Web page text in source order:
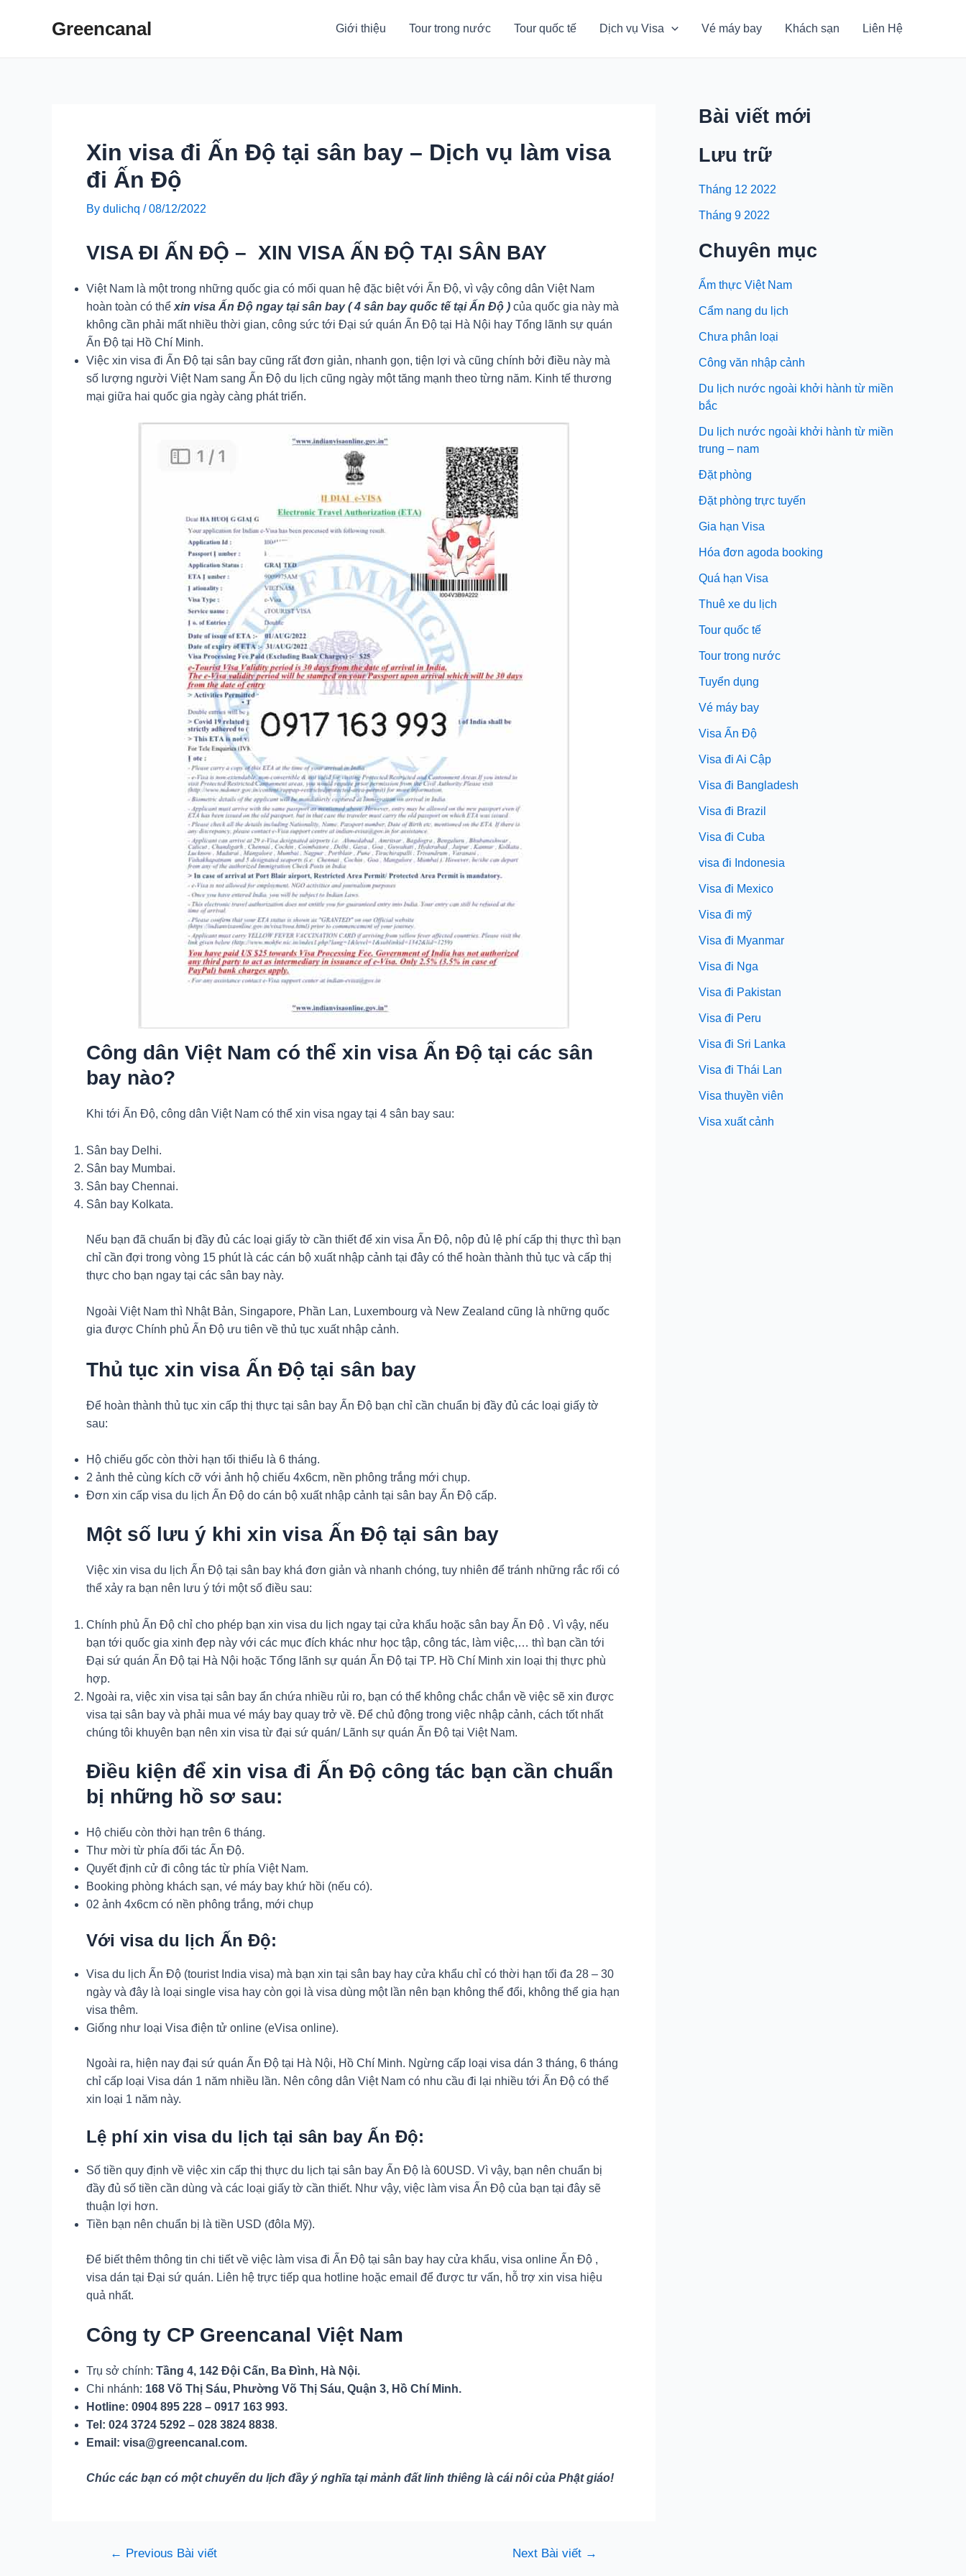
Greencanal Giới thiệu Tour trong nước Tour quốc tế Dịch vụ Visa Vé máy bay Khách sạn Liên Hệ
Xin visa đi Ấn Độ tại sân bay – Dịch vụ làm visa
đi Ấn Độ
By dulichq /08/12/2022
VISA ĐI ẤN ĐỘ – XIN VISA ẤN ĐỘ TẠI SÂN BAY
Việt Nam là một trong những quốc gia có mối quan hệ đặc biệt với Ấn Độ, vì vậy công dân Việt Nam
hoàn toàn có thể xin visa Ấn Độ ngay tại sân bay ( 4 sân bay quốc tế tại Ấn Độ ) của quốc gia này mà
không cần phải mất nhiều thời gian, công sức tới Đại sứ quán Ấn Độ tại Hà Nội hay Tổng lãnh sự quán
Ấn Độ tại Hồ Chí Minh.
Việc xin visa đi Ấn Độ tại sân bay cũng rất đơn giản, nhanh gọn, tiện lợi và cũng chính bởi điều này mà
số lượng người Việt Nam sang Ấn Độ du lịch cũng ngày một tăng mạnh theo từng năm. Kinh tế thương
mại giữa hai quốc gia ngày càng phát triển.
Công dân Việt Nam có thể xin visa Ấn Độ tại các sân
bay nào?
Khi tới Ấn Độ, công dân Việt Nam có thể xin visa ngay tại 4 sân bay sau:
Sân bay Delhi.
Sân bay Mumbai.
Sân bay Chennai.
Sân bay Kolkata.
Nếu bạn đã chuẩn bị đầy đủ các loại giấy tờ cần thiết để xin visa Ấn Độ, nộp đủ lệ phí cấp thị thực thì bạn
chỉ cần đợi trong vòng 15 phút là các cán bộ xuất nhập cảnh tại đây có thể hoàn thành thủ tục và cấp thị
thực cho bạn ngay tại các sân bay này.
Ngoài Việt Nam thì Nhật Bản, Singapore, Phần Lan, Luxembourg và New Zealand cũng là những quốc
gia được Chính phủ Ấn Độ ưu tiên về thủ tục xuất nhập cảnh.
Thủ tục xin visa Ấn Độ tại sân bay
Để hoàn thành thủ tục xin cấp thị thực tại sân bay Ấn Độ bạn chỉ cần chuẩn bị đầy đủ các loại giấy tờ
sau:
Hộ chiếu gốc còn thời hạn tối thiểu là 6 tháng.
2 ảnh thẻ cùng kích cỡ với ảnh hộ chiếu 4x6cm, nền phông trắng mới chụp.
Đơn xin cấp visa du lịch Ấn Độ do cán bộ xuất nhập cảnh tại sân bay Ấn Độ cấp.
Một số lưu ý khi xin visa Ấn Độ tại sân bay
Việc xin visa du lịch Ấn Độ tại sân bay khá đơn giản và nhanh chóng, tuy nhiên để tránh những rắc rối có
thể xảy ra bạn nên lưu ý tới một số điều sau:
Chính phủ Ấn Độ chỉ cho phép bạn xin visa du lịch ngay tại cửa khẩu hoặc sân bay Ấn Độ . Vì vậy, nếu
bạn tới quốc gia xinh đẹp này với các mục đích khác như học tập, công tác, làm việc,… thì bạn cần tới
Đại sứ quán Ấn Độ tại Hà Nội hoặc Tổng lãnh sự quán Ấn Độ tại TP. Hồ Chí Minh xin loại thị thực phù
hợp.
Ngoài ra, việc xin visa tại sân bay ẩn chứa nhiều rủi ro, bạn có thể không chắc chắn về việc sẽ xin được
visa tại sân bay và phải mua vé máy bay quay trở về. Để chủ động trong việc nhập cảnh, cách tốt nhất
chúng tôi khuyên bạn nên xin visa từ đại sứ quán/ Lãnh sự quán Ấn Độ tại Việt Nam.
Điều kiện để xin visa đi Ấn Độ công tác bạn cần chuẩn
bị những hồ sơ sau:
Hộ chiếu còn thời hạn trên 6 tháng.
Thư mời từ phía đối tác Ấn Độ.
Quyết định cử đi công tác từ phía Việt Nam.
Booking phòng khách sạn, vé máy bay khứ hồi (nếu có).
02 ảnh 4x6cm có nền phông trắng, mới chụp
Với visa du lịch Ấn Độ:
Visa du lịch Ấn Độ (tourist India visa) mà bạn xin tại sân bay hay cửa khẩu chỉ có thời hạn tối đa 28 – 30
ngày và đây là loại single visa hay còn gọi là visa dùng một lần nên bạn không thể đổi, không thể gia hạn
visa thêm.
Giống như loại Visa điện tử online (eVisa online).
Ngoài ra, hiện nay đại sứ quán Ấn Độ tại Hà Nội, Hồ Chí Minh. Ngừng cấp loại visa dán 3 tháng, 6 tháng
chỉ cấp loại Visa dán 1 năm nhiều lần. Nên công dân Việt Nam có nhu cầu đi lại nhiều tới Ấn Độ có thể
xin loại 1 năm này.
Lệ phí xin visa du lịch tại sân bay Ấn Độ:
Số tiền quy định về việc xin cấp thị thực du lịch tại sân bay Ấn Độ là 60USD. Vì vậy, bạn nên chuẩn bị
đầy đủ số tiền cần dùng và các loại giấy tờ cần thiết. Như vậy, việc làm visa Ấn Độ của bạn tại đây sẽ
thuận lợi hơn.
Tiền bạn nên chuẩn bị là tiền USD (đôla Mỹ).
Để biết thêm thông tin chi tiết về việc làm visa đi Ấn Độ tại sân bay hay cửa khẩu, visa online Ấn Độ ,
visa dán tại Đại sứ quán. Liên hệ trực tiếp qua hotline hoặc email để được tư vấn, hỗ trợ xin visa hiệu
quả nhất.
Công ty CP Greencanal Việt Nam
Trụ sở chính: Tầng 4, 142 Đội Cấn, Ba Đình, Hà Nội.
Chi nhánh: 168 Võ Thị Sáu, Phường Võ Thị Sáu, Quận 3, Hồ Chí Minh.
Hotline: 0904 895 228 – 0917 163 993.
Tel: 024 3724 5292 – 028 3824 8838.
Email: visa@greencanal.com.
Chúc các bạn có một chuyến du lịch đầy ý nghĩa tại mảnh đất linh thiêng là cái nôi của Phật giáo!
Điều← Previous Bài viết Next Bài viết →
Bài viết mới
Lưu trữ
Tháng 12 2022
Tháng 9 2022
Chuyên mục
Ẩm thực Việt Nam
Cẩm nang du lịch
Chưa phân loại
Công văn nhập cảnh
Du lịch nước ngoài khởi hành từ miền
bắc
Du lịch nước ngoài khởi hành từ miền
trung – nam
Đặt phòng
Đặt phòng trực tuyến
Gia hạn Visa
Hóa đơn agoda booking
Quá hạn Visa
Thuê xe du lịch
Tour quốc tế
Tour trong nước
Tuyển dụng
Vé máy bay
Visa Ấn Độ
Visa đi Ai Cập
Visa đi Bangladesh
Visa đi Brazil
Visa đi Cuba
visa đi Indonesia
Visa đi Mexico
Visa đi mỹ
Visa đi Myanmar
Visa đi Nga
Visa đi Pakistan
Visa đi Peru
Visa đi Sri Lanka
Visa đi Thái Lan
Visa thuyền viên
Visa xuất cảnh